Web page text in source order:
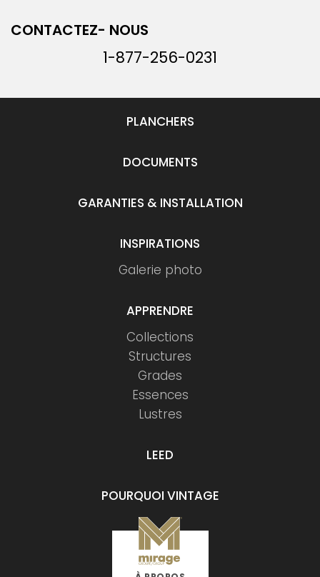
CONTACTEZ- NOUS
1-877-256-0231
PLANCHERS
DOCUMENTS
GARANTIES & INSTALLATION
INSPIRATIONS
Galerie photo
APPRENDRE
Collections
Structures
Grades
Essences
Lustres
LEED
POURQUOI VINTAGE